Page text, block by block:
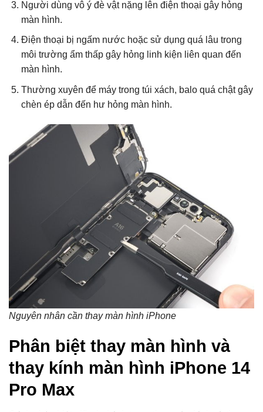
Người dùng vô ý đè vật nặng lên điện thoại gây hỏng
màn hình.
Điện thoại bị ngấm nước hoặc sử dụng quá lâu trong
môi trường ẩm thấp gây hỏng linh kiện liên quan đến
màn hình.
Thường xuyên để máy trong túi xách, balo quá chật gây
chèn ép dẫn đến hư hỏng màn hình.
Nguyên nhân cần thay màn hình iPhone
Phân biệt thay màn hình và
thay kính màn hình iPhone 14
Pro Max